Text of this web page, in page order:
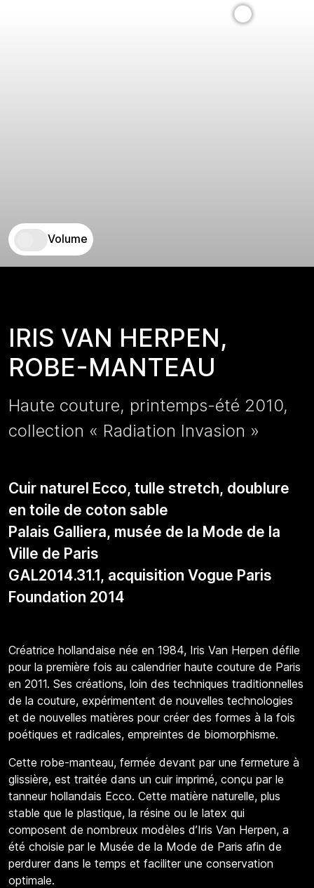
Volume
IRIS VAN HERPEN,
ROBE-MANTEAU
Haute couture, printemps-été 2010,
collection « Radiation Invasion »
Cuir naturel Ecco, tulle stretch, doublure
en toile de coton sable
Palais Galliera, musée de la Mode de la
Ville de Paris
GAL2014.31.1, acquisition Vogue Paris
Foundation 2014
Créatrice hollandaise née en 1984, Iris Van Herpen défile
pour la première fois au calendrier haute couture de Paris
en 2011. Ses créations, loin des techniques traditionnelles
de la couture, expérimentent de nouvelles technologies
et de nouvelles matières pour créer des formes à la fois
poétiques et radicales, empreintes de biomorphisme.
Cette robe-manteau, fermée devant par une fermeture à
glissière, est traitée dans un cuir imprimé, conçu par le
tanneur hollandais Ecco. Cette matière naturelle, plus
stable que le plastique, la résine ou le latex qui
composent de nombreux modèles d’Iris Van Herpen, a
été choisie par le Musée de la Mode de Paris afin de
perdurer dans le temps et faciliter une conservation
optimale.